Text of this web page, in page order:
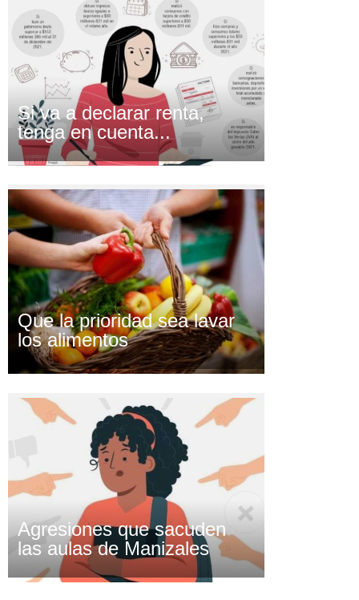
Si va a declarar renta,
tenga en cuenta...
Que la prioridad sea lavar
los alimentos
Agresiones que sacuden
las aulas de Manizales